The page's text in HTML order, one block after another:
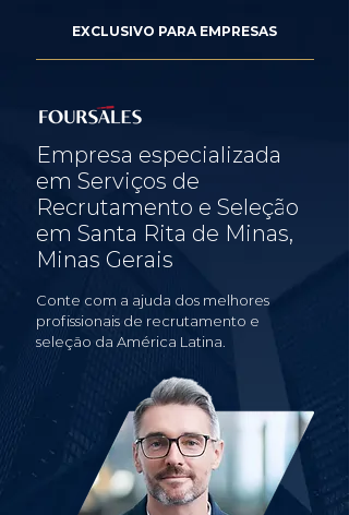
EXCLUSIVO PARA EMPRESAS
Empresa especializada
em Serviços de
Recrutamento e Seleção
em Santa Rita de Minas,
Minas Gerais
Conte com a ajuda dos melhores
profissionais de recrutamento e
seleção da América Latina.